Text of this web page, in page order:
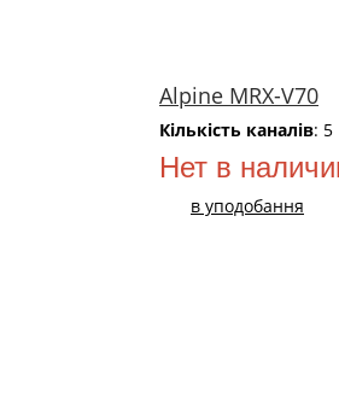
Alpine MRX-V70
Кількість каналів: 5
Нет в
в уподобання